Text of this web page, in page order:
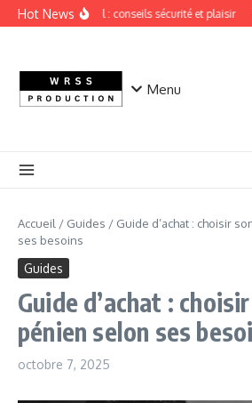
Aller au contenu
Hot News
Sextoy vaginal : conseils sécurité et plaisir
Menu
Accueil / Guides / Guide d’achat : choisir
ses besoins
Guides
Guide d’achat :
pénien selon ses
octobre 7, 2025